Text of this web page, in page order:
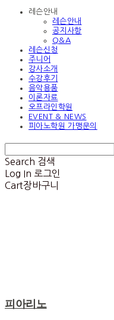
레슨안내
레슨안내
공지사항
Q&A
레슨신청
주니어
강사소개
수강후기
음악용품
이론자료
오프라인학원
EVENT & NEWS
피아노학원 가맹문의
Search 검색
Log In 로그인
Cart장바구니
피아리노